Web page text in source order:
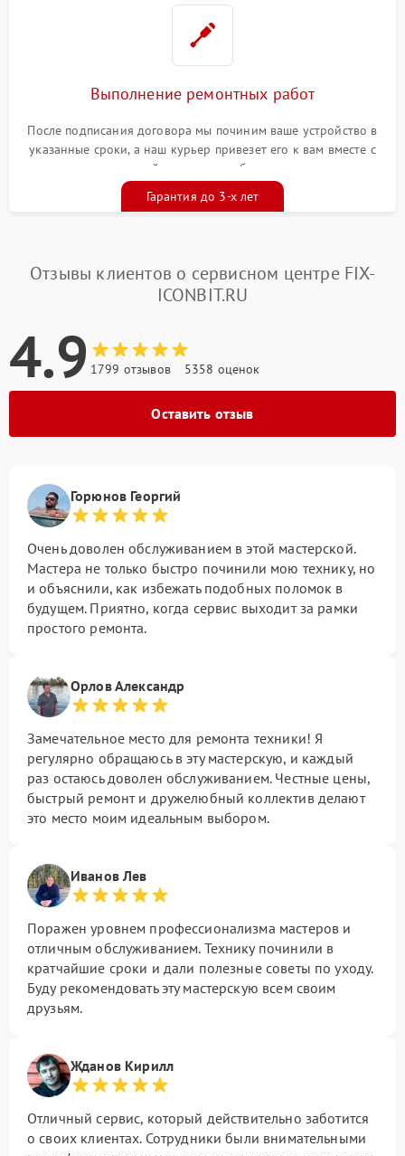
Выполнение ремонтных работ
После подписания договора мы починим ваше устройство в
указанные сроки, а наш курьер привезет его к вам вместе с
гарантийным талоном бесплатно
Гарантия до 3-х лет
Отзывы клиентов о сервисном центре FIX-
ICONBIT.RU
4.9 1799 отзывов 5358 оценок
Оставить отзыв
Горюнов Георгий
Очень доволен обслуживанием в этой мастерской.
Мастера не только быстро починили мою технику, но
и объяснили, как избежать подобных поломок в
будущем. Приятно, когда сервис выходит за рамки
простого ремонта.
Орлов Александр
Замечательное место для ремонта техники! Я
регулярно обращаюсь в эту мастерскую, и каждый
раз остаюсь доволен обслуживанием. Честные цены,
быстрый ремонт и дружелюбный коллектив делают
это место моим идеальным выбором.
Иванов Лев
Поражен уровнем профессионализма мастеров и
отличным обслуживанием. Технику починили в
кратчайшие сроки и дали полезные советы по уходу.
Буду рекомендовать эту мастерскую всем своим
друзьям.
Жданов Кирилл
Отличный сервис, который действительно заботится
о своих клиентах. Сотрудники были внимательными